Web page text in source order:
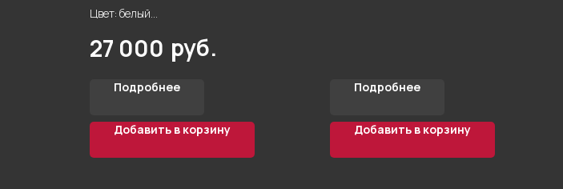
Цвет: белый
Стиль: модерн
Фурнитура: HETTICH
27 000 руб.
Подробнее
Добавить в корзину
Подробнее
Добавить в корзину